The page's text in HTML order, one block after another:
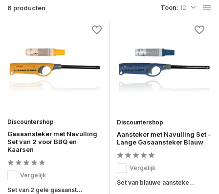
6 producten Toon:
Discountershop
Gasaansteker met Navulling
Set van 2 voor BBQ en
Kaarsen
Vergelijk
Set van 2 gele gasaanst...
Discountershop
Aansteker met Navulling Set –
Lange Gasaansteker Blauw
Vergelijk
Set van blauwe aansteke...